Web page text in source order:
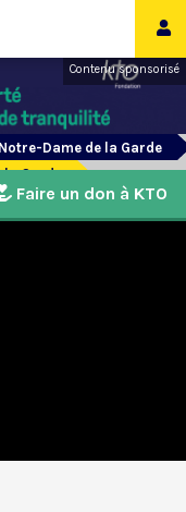
Contenu sponsorisé
Dame de la Garde
la Garde
Faire un don à KTO